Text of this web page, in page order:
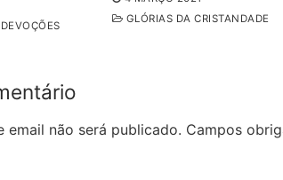
DEVOÇÕES
GLÓRIAS DA CRISTANDADE
email não será publicado. Campos